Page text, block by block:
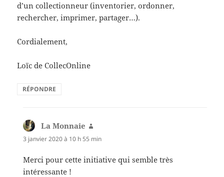
d’un collectionneur (inventorier, ordonner,
rechercher, imprimer, partager…).
Cordialement,
Loïc de CollecOnline
RÉPONDRE
La Monnaie
3 janvier 2020 à 10 h 55 min
Merci pour cette initiative qui semble très
intéressante !